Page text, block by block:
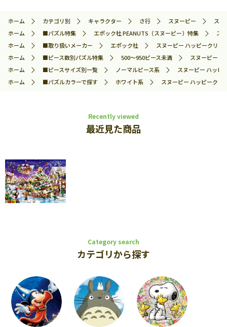
ホーム カテゴリ別 キャラクター さ行 スヌーピー
ス
ホーム
■パズル特集 エポック社 PEANUTS（スヌーピー）特集
ス
ホーム
■取り扱いメーカー エポック社
スヌーピー ハッピークリ
ホーム
■ピース数別パズル特集 500～950ピース未満
スヌーピー
ホーム
■ピースサイズ別一覧 ノーマルピース系
スヌーピー ハッ
ホーム
■パズルカラーで探す ホワイト系 スヌーピー ハッピーク
Recently viewed
最近見た商品
Category search
カテゴリから探す